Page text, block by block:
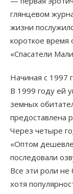
глянцевом
жизни
короткое время
«Спасатели
Начиная с 1997
В 1999 году ей
земных
предоставлена
Через четыре
«Оптом
последовали
Все эти роли
хотя